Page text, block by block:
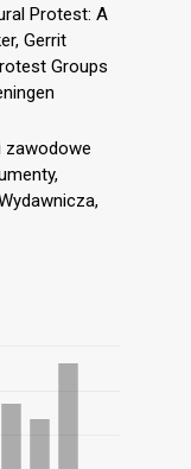
Protest: A
Gerrit
Groups
zawodowe